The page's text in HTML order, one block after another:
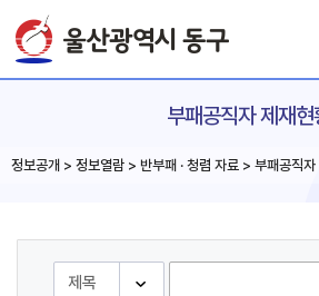
부패공직자 제재현
정보공개 > 정보열람 > 반부패 · 청렴 자료 > 부패공직자